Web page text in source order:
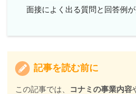
面接によく出る質問と回答例
記事を読む前に
この記事では、 コナミの事業内容